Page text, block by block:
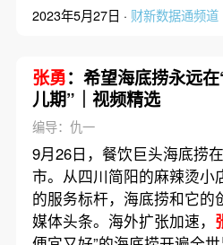
2023年5月27日 · 财新数据通频道
张勇：希望海底捞永远
儿期”｜视频精选
编导：仇一
9月26日，餐饮巨头海底捞
市。从四川简阳的麻辣烫小
的服务标杆，海底捞和它的
媒体头条。海外扩张加速，